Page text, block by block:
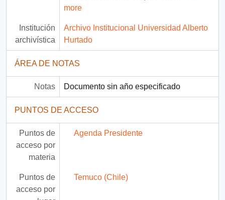
more
Institución
archivística
Archivo Institucional Universidad Alberto
Hurtado
ÁREA DE NOTAS
Notas Documento sin año especificado
PUNTOS DE ACCESO
Puntos de
acceso por
materia
Agenda Presidente
Puntos de
acceso por
Temuco (Chile)